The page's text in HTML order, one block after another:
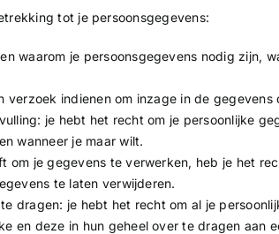
tot je persoonsgegevens:
waarom je persoonsgegevens nodig zijn,
verzoek indienen om inzage in de gegevens
je hebt het recht om je persoonlijke
wanneer je maar wilt.
om je gegevens te verwerken, heb je het
te laten verwijderen.
dragen: je hebt het recht om al je
en deze in hun geheel over te dragen aan